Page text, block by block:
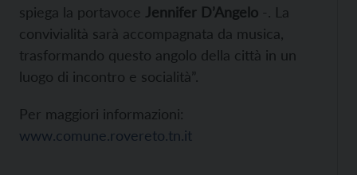
spiega la portavoce Jennifer D’Angelo -. La
convivialità sarà accompagnata da musica,
trasformando questo angolo della città in un
luogo di incontro e socialità”.
Per maggiori informazioni:
www.comune.rovereto.tn.it